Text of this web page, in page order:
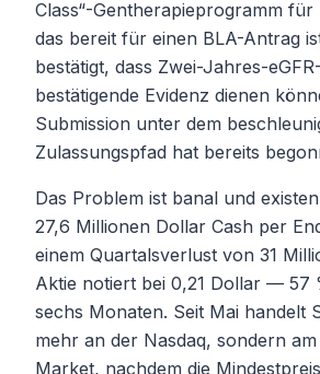
Class“-Gentherapieprogramm
das bereit für einen BLA-Antrag
bestätigt, dass Zwei-Jahres-
bestätigende Evidenz dienen
Submission unter dem
Zulassungspfad hat bereits
Das Problem ist banal und
27,6 Millionen Dollar Cash per
einem Quartalsverlust von 31
Aktie notiert bei 0,21 Dollar — 57
sechs Monaten. Seit Mai handelt
mehr an der Nasdaq, sondern
Market, nachdem die